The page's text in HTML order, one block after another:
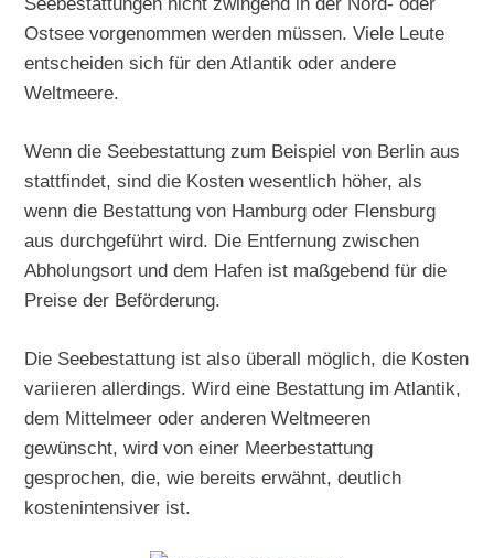
Ostsee vorgenommen werden müssen. Viele Leute
entscheiden sich für den Atlantik oder andere
Weltmeere.
Wenn die Seebestattung zum Beispiel von Berlin aus
stattfindet, sind die Kosten wesentlich höher, als
wenn die Bestattung von Hamburg oder Flensburg
aus durchgeführt wird. Die Entfernung zwischen
Abholungsort und dem Hafen ist maßgebend für die
Preise der Beförderung.
Die Seebestattung ist also überall möglich, die Kosten
variieren allerdings. Wird eine Bestattung im Atlantik,
dem Mittelmeer oder anderen Weltmeeren
gewünscht, wird von einer Meerbestattung
gesprochen, die, wie bereits erwähnt, deutlich
kostenintensiver ist.